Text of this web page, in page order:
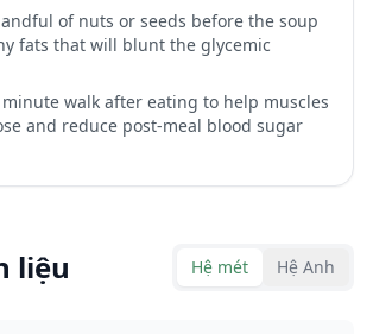
of nuts or seeds before the soup
fats that will blunt the glycemic
minute walk after eating to help muscles
and reduce post-meal blood sugar
liệu Hệ mét Hệ Anh